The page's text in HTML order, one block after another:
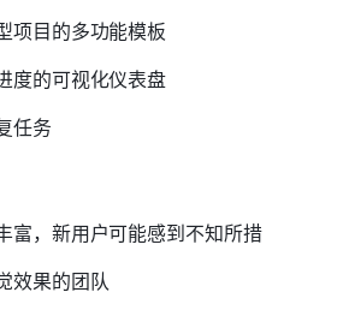
项目的多功能模板
度的可视化仪表盘
任务
富，新用户可能感到不知所措
效果的团队